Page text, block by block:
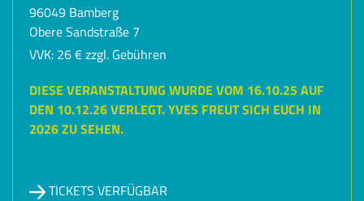
96049 Bamberg
Obere Sandstraße 7
VVK: 26 € zzgl. Gebühren
DIESE VERANSTALTUNG WURDE VOM 16.10.25 AUF
DEN 10.12.26 VERLEGT. YVES FREUT SICH EUCH IN
2026 ZU SEHEN.
TICKETS VERFÜGBAR